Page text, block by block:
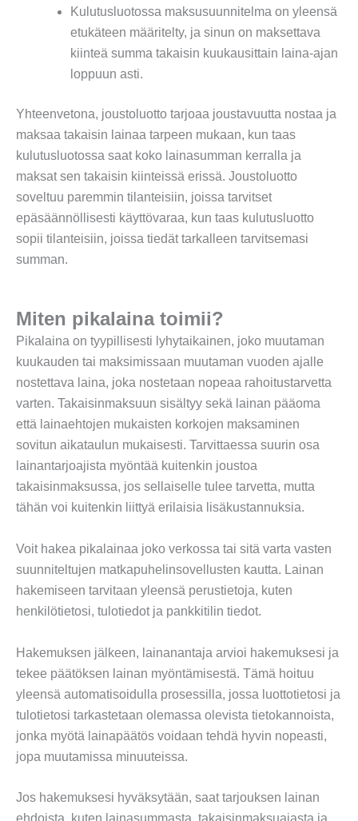
Kulutusluotossa maksusuunnitelma on yleensä
etukäteen määritelty, ja sinun on maksettava
kiinteä summa takaisin kuukausittain laina-ajan
loppuun asti.
Yhteenvetona, joustoluotto tarjoaa joustavuutta nostaa ja
maksaa takaisin lainaa tarpeen mukaan, kun taas
kulutusluotossa saat koko lainasumman kerralla ja
maksat sen takaisin kiinteissä erissä. Joustoluotto
soveltuu paremmin tilanteisiin, joissa tarvitset
epäsäännöllisesti käyttövaraa, kun taas kulutusluotto
sopii tilanteisiin, joissa tiedät tarkalleen tarvitsemasi
summan.
Miten pikalaina toimii?
Pikalaina on tyypillisesti lyhytaikainen, joko muutaman
kuukauden tai maksimissaan muutaman vuoden ajalle
nostettava laina, joka nostetaan nopeaa rahoitustarvetta
varten. Takaisinmaksuun sisältyy sekä lainan pääoma
että lainaehtojen mukaisten korkojen maksaminen
sovitun aikataulun mukaisesti. Tarvittaessa suurin osa
lainantarjoajista myöntää kuitenkin joustoa
takaisinmaksussa, jos sellaiselle tulee tarvetta, mutta
tähän voi kuitenkin liittyä erilaisia lisäkustannuksia.
Voit hakea pikalainaa joko verkossa tai sitä varta vasten
suunniteltujen matkapuhelinsovellusten kautta. Lainan
hakemiseen tarvitaan yleensä perustietoja, kuten
henkilötietosi, tulotiedot ja pankkitilin tiedot.
Hakemuksen jälkeen, lainanantaja arvioi hakemuksesi ja
tekee päätöksen lainan myöntämisestä. Tämä hoituu
yleensä automatisoidulla prosessilla, jossa luottotietosi ja
tulotietosi tarkastetaan olemassa olevista tietokannoista,
jonka myötä lainapäätös voidaan tehdä hyvin nopeasti,
jopa muutamissa minuuteissa.
Jos hakemuksesi hyväksytään, saat tarjouksen lainan